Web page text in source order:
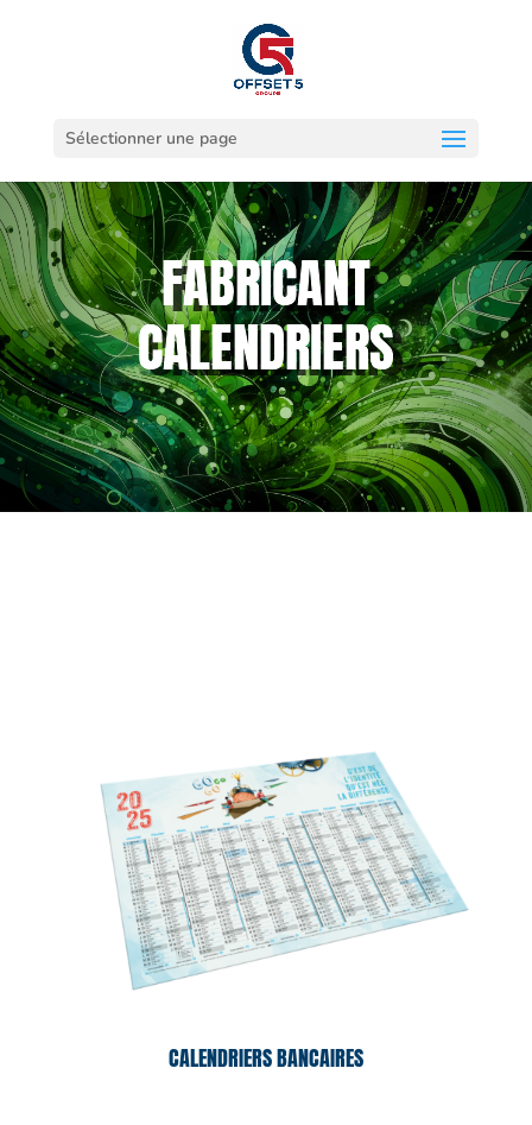
Sélectionner une page
FABRICANT
CALENDRIERS
CALENDRIERS BANCAIRES